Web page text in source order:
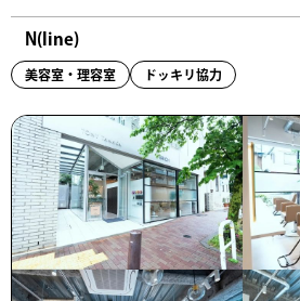
N(line)
美容室・理容室 ドッキリ協力